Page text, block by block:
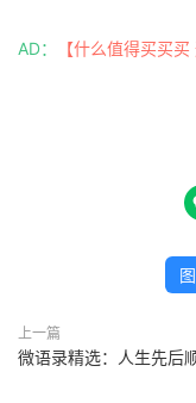
AD： 【什么值得买买
上一篇
微语录精选：人生先后